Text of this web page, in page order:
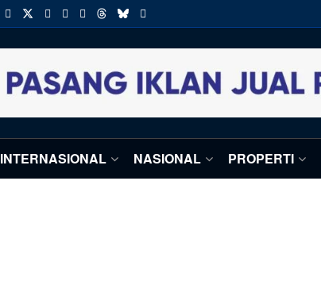
INTERNASIONAL NASIONAL PROPERTI